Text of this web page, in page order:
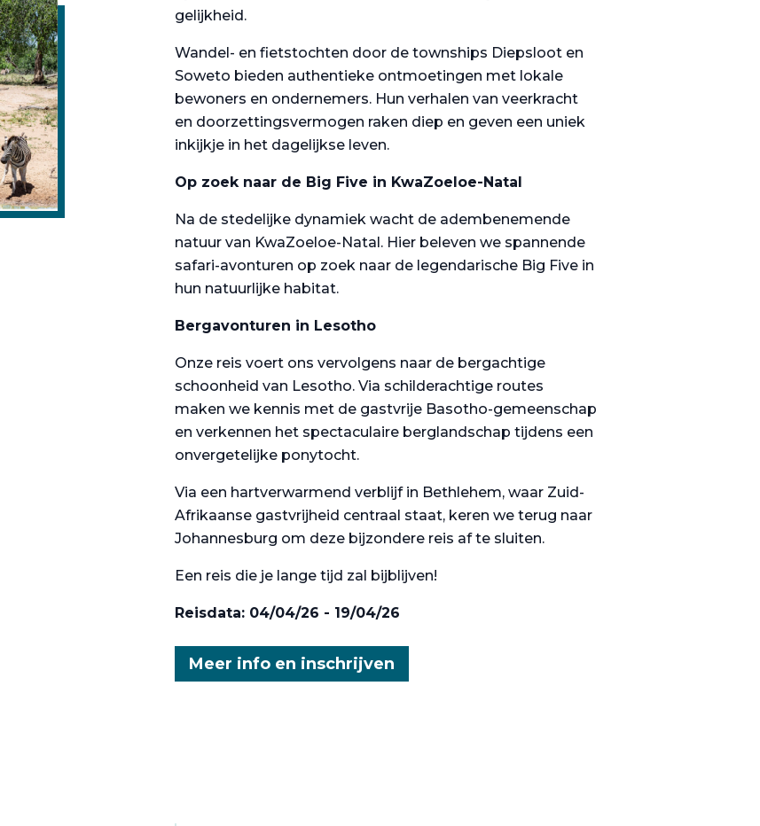
gelijkheid.
Wandel- en fietstochten door de townships Diepsloot en
Soweto bieden authentieke ontmoetingen met lokale
bewoners en ondernemers. Hun verhalen van veerkracht
en doorzettingsvermogen raken diep en geven een uniek
inkijkje in het dagelijkse leven.
Op zoek naar de Big Five in KwaZoeloe-Natal
Na de stedelijke dynamiek wacht de adembenemende
natuur van KwaZoeloe-Natal. Hier beleven we spannende
safari-avonturen op zoek naar de legendarische Big Five in
hun natuurlijke habitat.
Bergavonturen in Lesotho
Onze reis voert ons vervolgens naar de bergachtige
schoonheid van Lesotho. Via schilderachtige routes
maken we kennis met de gastvrije Basotho-gemeenschap
en verkennen het spectaculaire berglandschap tijdens een
onvergetelijke ponytocht.
Via een hartverwarmend verblijf in Bethlehem, waar Zuid-
Afrikaanse gastvrijheid centraal staat, keren we terug naar
Johannesburg om deze bijzondere reis af te sluiten.
Een reis die je lange tijd zal bijblijven!
Reisdata: 04/04/26 - 19/04/26
Meer info en inschrijven